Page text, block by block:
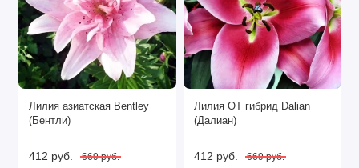
Лилия азиатская Bentley
(Бентли)
412 руб. 669 руб.
Лилия ОТ гибрид Dalian
(Далиан)
412 руб. 669 руб.